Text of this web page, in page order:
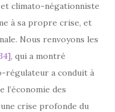
climato-négationniste
à sa propre crise, et
Nous renvoyons les
, qui a montré
régulateur a conduit à
l’économie des
crise profonde du